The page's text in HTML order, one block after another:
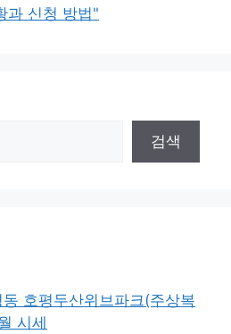
과 신청 방법"
검색
호평두산위브파크(주상복
시세